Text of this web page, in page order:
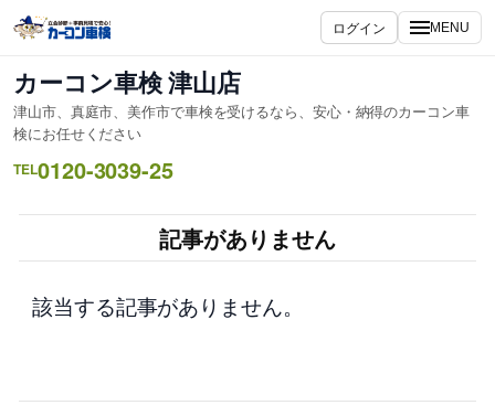
容
ス
キ
ッ
プ
ログイン MENU
カーコン車検 津山店
津山市、真庭市、美作市で車検を受けるなら、安心・納得のカーコン車
検にお任せください
TEL0120-3039-25
記事がありません
該当する記事がありません。